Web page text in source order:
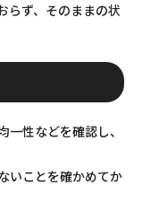
らず、そのままの状
性などを確認し、
いことを確かめてか